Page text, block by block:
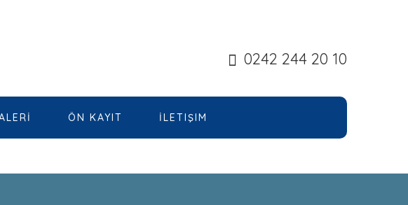
0242 244 20 10
ÖN KAYIT İLETIŞIM